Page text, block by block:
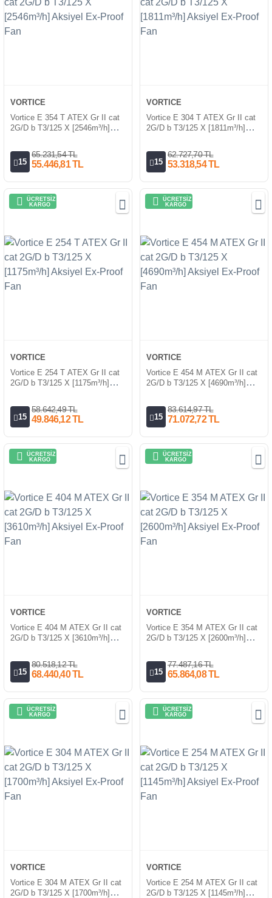
VORTICE
Vortice E 354 T ATEX Gr II cat
2G/D b T3/125 X [2546m³/h]
15
65.231,54 TL
55.446,81 TL
VORTICE
Vortice E 304 T ATEX Gr II cat
2G/D b T3/125 X [1811m³/h]
15
62.727,70 TL
53.318,54 TL
ÜCRETSİZ
KARGO
VORTICE
Vortice E 254 T ATEX Gr II cat
2G/D b T3/125 X [1175m³/h]
15
58.642,49 TL
49.846,12 TL
ÜCRETSİZ
KARGO
VORTICE
Vortice E 454 M ATEX Gr II cat
2G/D b T3/125 X [4690m³/h]
15
83.614,97 TL
71.072,72 TL
ÜCRETSİZ
KARGO
VORTICE
Vortice E 404 M ATEX Gr II cat
2G/D b T3/125 X [3610m³/h]
15
80.518,12 TL
68.440,40 TL
ÜCRETSİZ
KARGO
VORTICE
Vortice E 354 M ATEX Gr II cat
2G/D b T3/125 X [2600m³/h]
15
77.487,16 TL
65.864,08 TL
ÜCRETSİZ
KARGO
VORTICE
Vortice E 304 M ATEX Gr II cat
2G/D b T3/125 X [1700m³/h]
ÜCRETSİZ
KARGO
VORTICE
Vortice E 254 M ATEX Gr II cat
2G/D b T3/125 X [1145m³/h]